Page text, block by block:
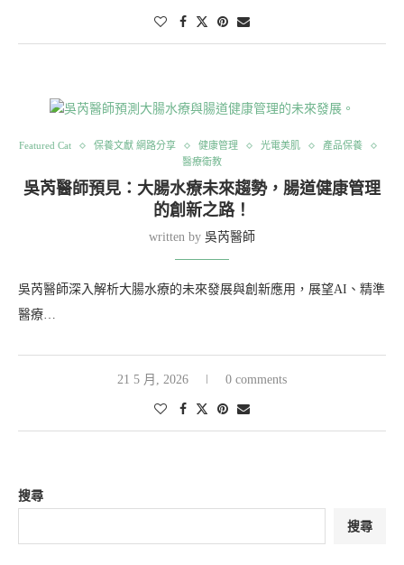
Featured Cat 保養文獻 網路分享 健康管理 光電美肌
產品保養
醫療衛教
吳芮醫師預見：大腸水療未來趨勢，腸道健康管理
的創新之路！
written by 吳芮醫師
吳芮醫師深入解析大腸水療的未來發展與創新應用，展望AI、精準
醫療…
21 5 月, 2026 0 comments
搜尋
搜尋